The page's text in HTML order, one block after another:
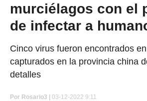
murciélagos con el
de infectar a
Cinco virus fueron encontrados
capturados en la provincia china
detalles
Por Rosario3 | 03-12-2022 9:11